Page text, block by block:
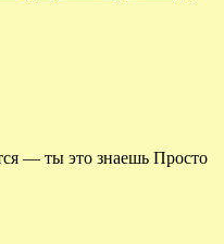
— ты это знаешь Просто